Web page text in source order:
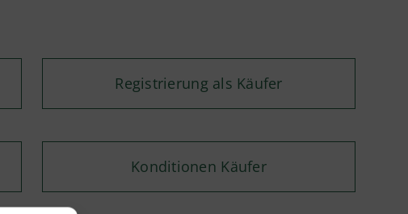
Registrierung als Käufer
Konditionen Käufer